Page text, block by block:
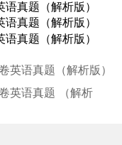
英语真题（解析版）
英语真题 （解析